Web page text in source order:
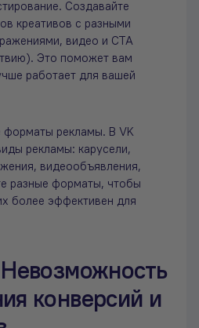
Создавайте
креативов с разными
видео и CTA
Это поможет вам
работает для вашей
форматы рекламы. В VK
рекламы: карусели,
видеообъявления,
разные форматы, чтобы
более эффективен для
конверсий и